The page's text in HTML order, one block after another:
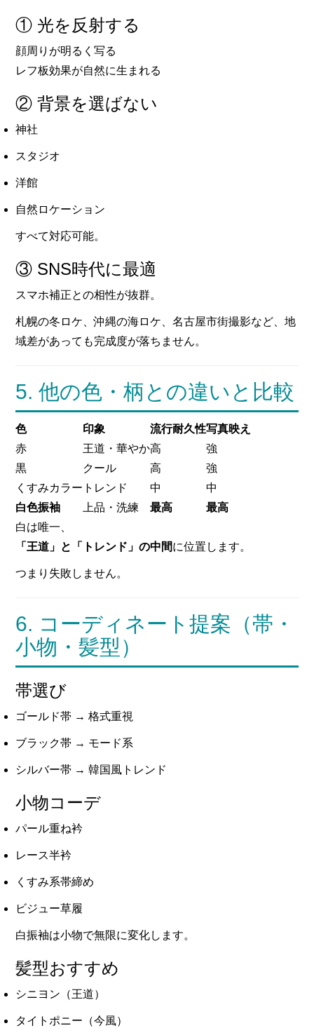
① 光を反射する
顔周りが明るく写る
レフ板効果が自然に生まれる
② 背景を選ばない
神社
スタジオ
洋館
自然ロケーション
すべて対応可能。
③ SNS時代に最適
スマホ補正との相性が抜群。
札幌の冬ロケ、沖縄の海ロケ、名古屋市街撮影など、地
域差があっても完成度が落ちません。
5. 他の色・柄との違いと比較
色 印象 流行耐久性写真映え
赤
王道・華やか高
強
黒
クール 高
強
くすみカラー トレンド 中
中
白色振袖
上品・洗練 最高
最高
白は唯一、
「王道」と「トレンド」の中間に位置します。
つまり失敗しません。
6. コーディネート提案（帯・
小物・髪型）
帯選び
ゴールド帯 → 格式重視
ブラック帯 → モード系
シルバー帯 → 韓国風トレンド
小物コーデ
パール重ね衿
レース半衿
くすみ系帯締め
ビジュー草履
白振袖は小物で無限に変化します。
髪型おすすめ
シニヨン（王道）
タイトポニー（今風）